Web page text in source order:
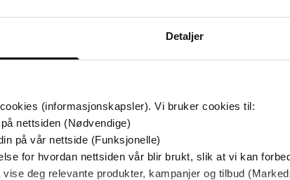
Detaljer
(informasjonskapsler). Vi bruker cookies til:
nettsiden (Nødvendige)
på vår nettside (Funksjonelle)
for hvordan nettsiden vår blir brukt, slik at vi kan
deg relevante produkter, kampanjer og tilbud